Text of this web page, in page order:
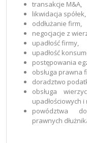
transakcje M&A,
likwidacja spółek,
oddłużanie firm,
negocjacje z
upadłość firmy,
upadłość
postępowania
obsługa prawna
doradztwo
obsługa
upadłościowych
powództwa
prawnych